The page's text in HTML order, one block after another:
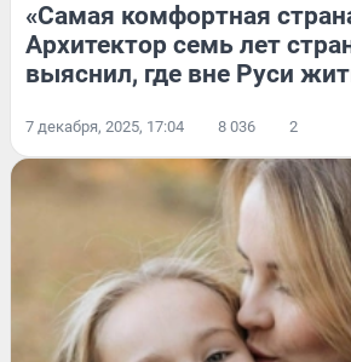
«Самая комфортная
Архитектор семь лет
выяснил, где вне Руси
7 декабря, 2025, 17:04 8 036 2